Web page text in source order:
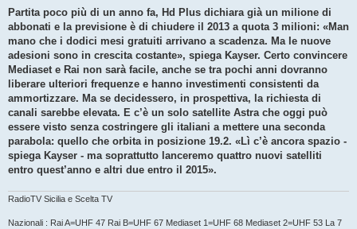
Partita poco più di un anno fa, Hd Plus dichiara già un milione di
abbonati e la previsione è di chiudere il 2013 a quota 3 milioni: «Man
mano che i dodici mesi gratuiti arrivano a scadenza. Ma le nuove
adesioni sono in crescita costante», spiega Kayser. Certo convincere
Mediaset e Rai non sarà facile, anche se tra pochi anni dovranno
liberare ulteriori frequenze e hanno investimenti consistenti da
ammortizzare. Ma se decidessero, in prospettiva, la richiesta di
canali sarebbe elevata. E c’è un solo satellite Astra che oggi può
essere visto senza costringere gli italiani a mettere una seconda
parabola: quello che orbita in posizione 19.2. «Lì c’è ancora spazio -
spiega Kayser - ma soprattutto lanceremo quattro nuovi satelliti
entro quest’anno e altri due entro il 2015».
RadioTV Sicilia e Scelta TV
Nazionali : Rai A=UHF 47 Rai B=UHF 67 Mediaset 1=UHF 68 Mediaset 2=UHF 53 La 7